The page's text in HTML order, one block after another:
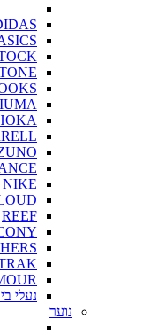
NIKE
REEF
נעלי
נוער